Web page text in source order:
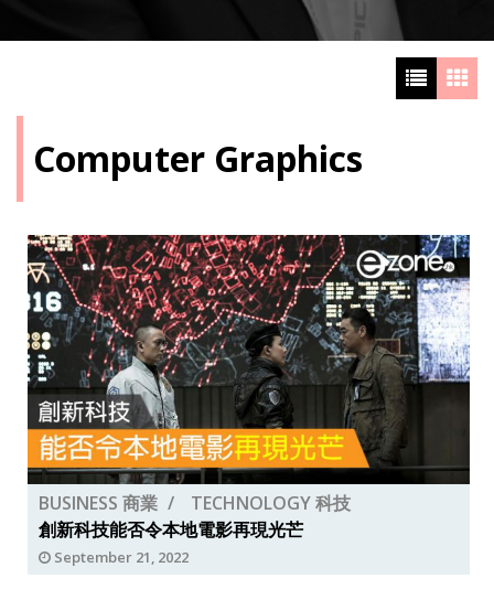
Computer Graphics
BUSINESS 商業
TECHNOLOGY 科技
創新科技能否令本地電影再現光芒
September 21, 2022